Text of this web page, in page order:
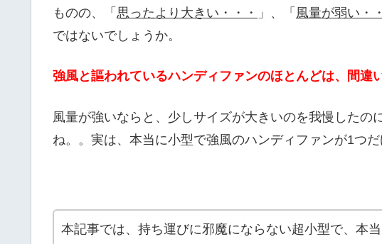
ものの、「 思ったより大きい・・・ 」、「 風量が弱い・
ではないでしょうか。
強風と謳われているハンディファンのほとんどは、間違
風量が強いならと、少しサイズが大きいのを我慢したの
ね。。実は、本当に小型で強風のハンディファンが1つだ
本記事では、持ち運びに邪魔にならない超小型で、本